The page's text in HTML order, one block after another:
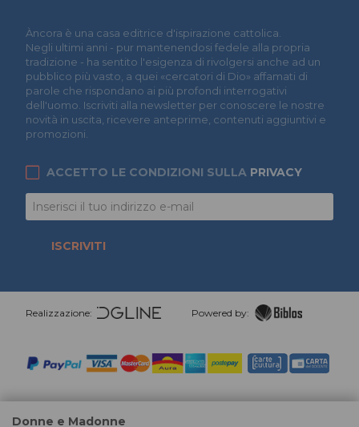
Donne e Madonne
Àncora è una casa editrice d'ispirazione cattolica.
Negli ultimi anni - pur mantenendosi fedele alla propria
tradizione - ha sentito l'esigenza di rivolgersi anche ad un
pubblico più vasto, a quei «cercatori di Dio» affamati di
parole che rispondano ai più profondi interrogativi
dell'uomo. Iscriviti alla newsletter per conoscere le nostre
novità in uscita, ricevere anteprime, contenuti aggiuntivi e
promozioni.
ACCETTO LE CONDIZIONI SULLA PRIVACY
ISCRIVITI
Realizzazione: Powered by: